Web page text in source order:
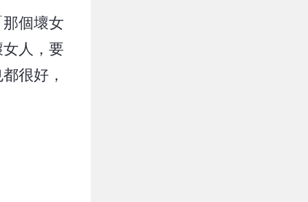
個壞女
人，要
很好，